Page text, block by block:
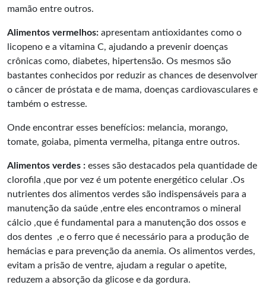
mamão entre outros.
Alimentos vermelhos: apresentam antioxidantes como o
licopeno e a vitamina C, ajudando a prevenir doenças
crônicas como, diabetes, hipertensão. Os mesmos são
bastantes conhecidos por reduzir as chances de desenvolver
o câncer de próstata e de mama, doenças cardiovasculares e
também o estresse.
Onde encontrar esses benefícios: melancia, morango,
tomate, goiaba, pimenta vermelha, pitanga entre outros.
Alimentos verdes : esses são destacados pela quantidade de
clorofila ,que por vez é um potente energético celular .Os
nutrientes dos alimentos verdes são indispensáveis para a
manutenção da saúde ,entre eles encontramos o mineral
cálcio ,que é fundamental para a manutenção dos ossos e
dos dentes ,e o ferro que é necessário para a produção de
hemácias e para prevenção da anemia. Os alimentos verdes,
evitam a prisão de ventre, ajudam a regular o apetite,
reduzem a absorção da glicose e da gordura.